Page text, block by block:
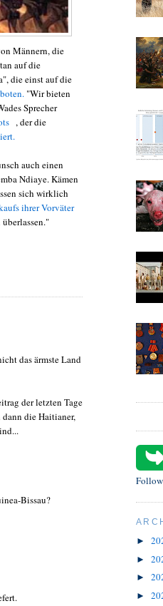
Männern, die
auf die
die einst auf die
"Wir bieten
Sprecher
, der die
auch einen
Ndiaye. Kämen
sich wirklich
ihrer Vorväter
das ärmste Land
der letzten Tage
die Haitianer,
Bissau?
Follow
►
►
►
►